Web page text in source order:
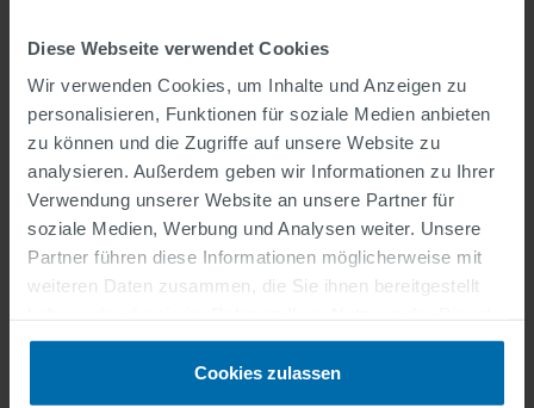
Diese Webseite verwendet Cookies
Wir verwenden Cookies, um Inhalte und Anzeigen zu
personalisieren, Funktionen für soziale Medien anbieten
zu können und die Zugriffe auf unsere Website zu
analysieren. Außerdem geben wir Informationen zu Ihrer
Verwendung unserer Website an unsere Partner für
soziale Medien, Werbung und Analysen weiter. Unsere
Partner führen diese Informationen möglicherweise mit
weiteren Daten zusammen, die Sie ihnen bereitgestellt
gesammelt haben.
Cookies zulassen
Blog
SWARCO Jobs mit